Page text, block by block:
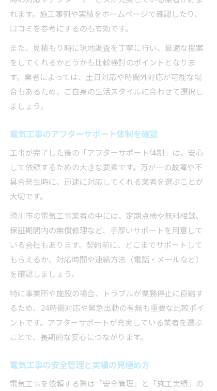
れます。施工事例や実績をホームページで確認したり、
口コミを参考にするのも有効です。
また、見積もり時に現地調査を丁寧に行い、最適な提案
をしてくれるかどうかも比較検討のポイントとなりま
す。業者によっては、土日対応や時間外対応が可能な場
合もあるため、ご自身の生活スタイルに合わせて選択し
ましょう。
電気工事のアフターサポート体制を確認
工事が完了した後の「アフターサポート体制」は、安心
して依頼するための大きな要素です。万が一の故障や不
具合発生時に、迅速に対応してくれる業者を選ぶことが
大切です。
滑川市の電気工事業者の中には、定期点検や無料相談、
保証期間内の無償修理など、手厚いサポートを用意して
いる会社もあります。契約前に、どこまでサポートして
もらえるか、対応時間や連絡方法（電話・メールなど）
を確認しましょう。
特に事業所や施設の場合、トラブルが業務停止に直結す
るため、24時間対応や緊急出動の有無も重要な比較ポイ
ントです。アフターサポートが充実している業者を選ぶ
ことで、長期的な安心につながります。
電気工事の安全管理と実績の見極め方
電気工事を依頼する際は「安全管理」と「施工実績」の